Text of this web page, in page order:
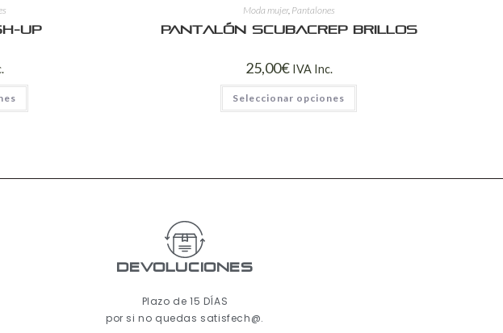
up
Moda mujer, Pantalones
Pantalón Scubacrep brillos
25,00€ IVA Inc.
Seleccionar opciones
Devoluciones
Plazo de 15 DÍAS
por si no quedas satisfech@.